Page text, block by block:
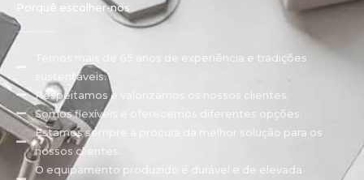
Porquê escolher-nos
Temos mais de 65 anos de experiência e tradições
sustentáveis.
Respeitamos e valorizamos os nossos clientes.
Somos flexíveis e oferecemos diferentes opções.
Estamos sempre à procura da melhor solução para os
nossos clientes.
O equipamento produzido é durável e de elevada